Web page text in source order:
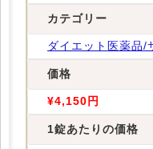
カテゴリー
ダイエット医薬品/
価格
¥4,150円
1錠あたりの価格